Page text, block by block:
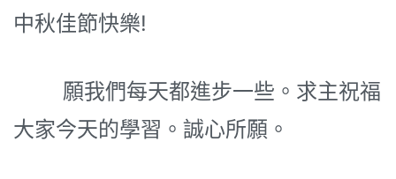
中秋佳節快樂!
願我們每天都進步一些。求主祝福
大家今天的學習。誠心所願。